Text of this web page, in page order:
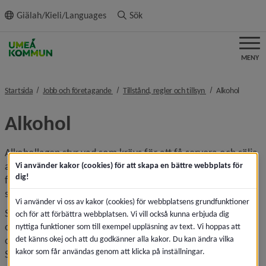
innehållet
Giälah/Kieli/Languages Sök
MENY
Startsida Jobb och företagande nivå i brödsmulenavigeringen
Tillstånd, regler och tillsyn nivå i
Alkoholnivå i
Alkohol
Alkohollagen styr vad som krävs för att få servera och sälja
alkoholdrycker. Lagen är en social skyddslag och har till
främsta syfte att begränsa alkoholens negativa
skadeverkningar.
Servering av alkoholdrycker får endast ske i sådan
omfattning och i sådana former att skador eller brister i
ordning och nykterhet på serveringsstället inte uppstår.
Som ett särskilt skydd för unga finns åldersgränsen 18 år.
Vi använder kakor (cookies) för att skapa en bättre webbplats för
dig!
Vi använder vi oss av kakor (cookies) för webbplatsens grundfunktioner
och för att förbättra webbplatsen. Vi vill också kunna erbjuda dig
nyttiga funktioner som till exempel uppläsning av text. Vi hoppas att
det känns okej och att du godkänner alla kakor. Du kan ändra vilka
kakor som får användas genom att klicka på inställningar.